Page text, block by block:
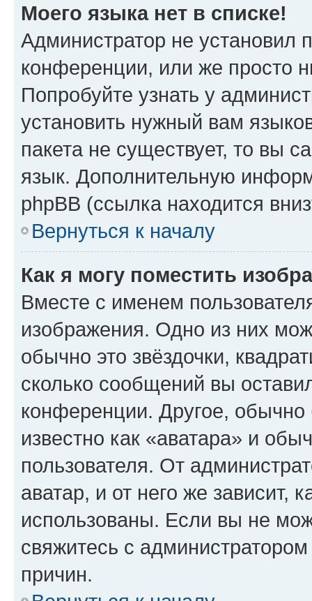
Моего языка нет в списке!
Администратор не установил
конференции, или же просто
Попробуйте узнать у
установить нужный вам
пакета не существует, то вы
язык. Дополнительную
phpBB (ссылка находится
Вернуться к началу
Как я могу поместить
Вместе с именем
изображения. Одно из них
обычно это звёздочки,
сколько сообщений вы
конференции. Другое,
известно как «аватара» и
пользователя. От
аватар, и от него же зависит,
использованы. Если вы не
свяжитесь с
причин.